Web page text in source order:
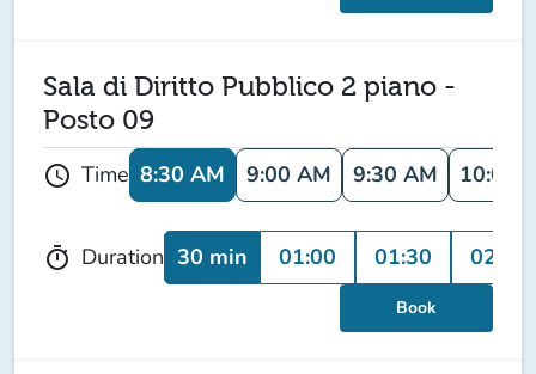
Sala di Diritto Pubblico 2 piano -
Posto 09
schedule Time 8:30 AM 9:00 AM 9:30 AM 10:00
timer Duration 30 min 01:00 01:30 02:00
Book